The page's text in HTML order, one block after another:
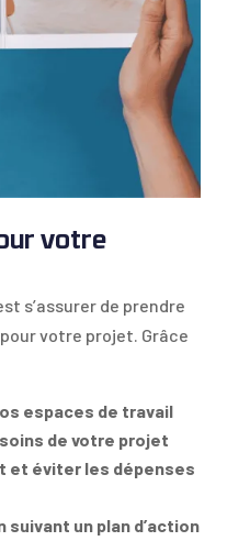
votre
s’assurer de prendre
votre projet. Grâce
espaces de travail
de votre projet
et éviter les dépenses
suivant un plan d’action